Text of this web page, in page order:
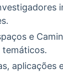
e
temáticos.
aplicações